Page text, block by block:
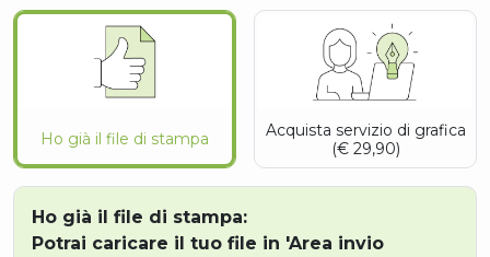
Ho già il file di stampa
Acquista servizio di grafica
(€ 29,90)
Ho già il file di stampa:
Potrai caricare il tuo file in 'Area invio